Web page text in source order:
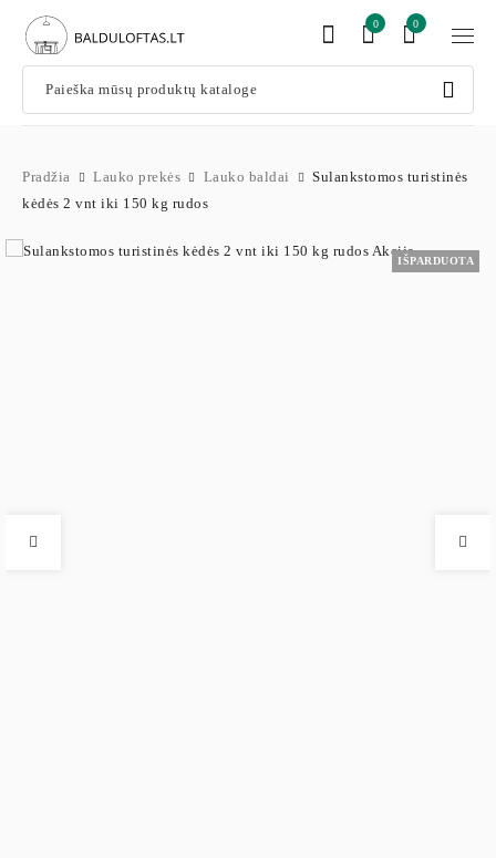
0
0
Pradžia Lauko prekės Lauko baldai
Sulankstomos turistinės
kėdės 2 vnt iki 150 kg rudos
IŠPARDUOTA